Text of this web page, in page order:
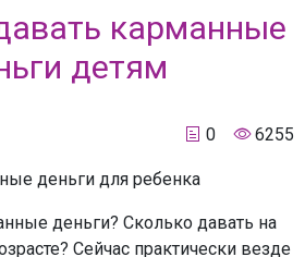
карманные
детям
0 6255
деньги? Сколько давать на
Сейчас практически везде